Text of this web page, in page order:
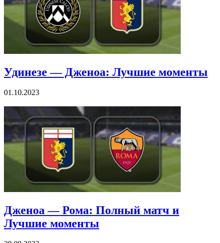
Удинезе — Дженоа: Лучшие моменты
01.10.2023
Дженоа — Рома: Полный матч и
Лучшие моменты